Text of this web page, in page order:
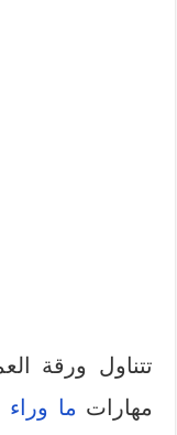
تتناول ورقة
مهارات ما وراء